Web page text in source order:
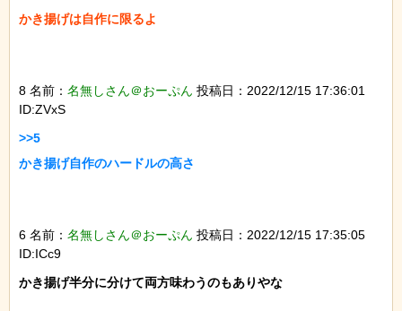
かき揚げは自作に限るよ
8 名前： 名無しさん＠おーぷん 投稿日：2022/12/15 17:36:01
ID:ZVxS
>>5
かき揚げ自作のハードルの高さ
6 名前： 名無しさん＠おーぷん 投稿日：2022/12/15 17:35:05
ID:ICc9
かき揚げ半分に分けて両方味わうのもありやな